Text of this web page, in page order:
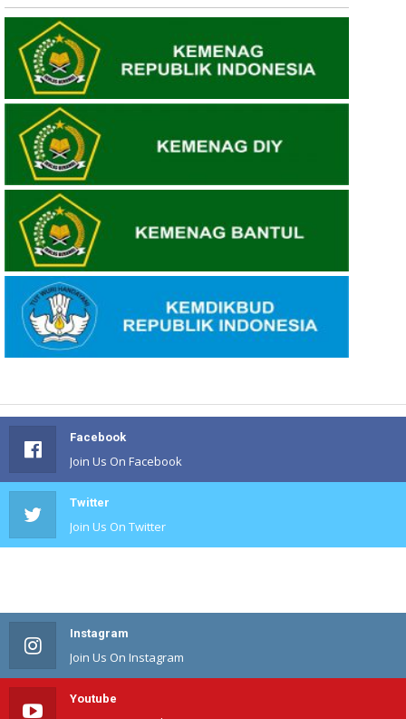
Facebook
Join Us On Facebook
Twitter
Join Us On Twitter
Instagram
Join Us On Instagram
Youtube